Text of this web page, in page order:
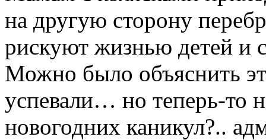
на другую сторону
рискуют жизнью детей и
Можно было объяснить
успевали… но теперь-то
новогодних каникул?..